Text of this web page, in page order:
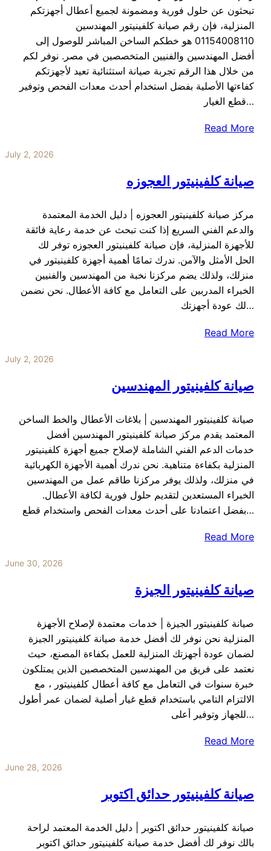
تبحثون عن حلول فورية ومضمونة لجميع أعطال أجهزتكم
المنزلية، فإن رقم صيانة كلفينيتور المهندسين
01154008110 هو خطكم الساخن المباشر للوصول إلى
أفضل المهندسين والفنيين المتخصصين في مصر. نوفر لكم
من خلال هذا الرقم تجربة صيانة استثنائية تعيد لأجهزتكم
كفاءتها الأصلية بفضل استخدام أحدث معدات الفحص وتوفير
قطع الغيار…
Read More
July 2, 2026
صيانة كلفينيتور العجوزه
مركز صيانة كلفينيتور العجوزه | دليل الخدمة المعتمدة
والدعم الفني السريع إذا كنت تبحث عن خدمة رعاية فائقة
للأجهزة المنزلية، فإن صيانة كلفينيتور العجوزه توفر لك
الحل الأمثل والآمن. ندرك تمامًا أهمية أجهزة كلفينيتور في
منزلك، ولذلك يضم مركزنا نخبة من المهندسين والفنيين
الخبراء المدربين على التعامل مع كافة الأعطال. نحن نضمن
لك عودة أجهزتك…
Read More
July 2, 2026
صيانة كلفينيتور المهندسين
صيانة كلفينيتور المهندسين | بلاغات الأعطال والخط الساخن
المعتمد يقدم مركز صيانة كلفينيتور المهندسين أفضل
خدمات الدعم الفني الشاملة لإصلاح جميع أجهزة كلفينيتور
المنزلية بكفاءة متناهية. نحن ندرك أهمية الأجهزة الكهربائية
في منزلك، ولذلك يوفر مركزنا طاقم عمل من المهندسين
الخبراء المستعدين لتقديم حلول فورية لكافة الأعطال.
بفضل اعتمادنا على أحدث معدات الفحص واستخدام قطع…
Read More
June 30, 2026
صيانة كلفينيتور الجيزة
صيانة كلفينيتور الجيزة | خدمات معتمدة لإصلاح الأجهزة
المنزلية نحن نوفر لك أفضل خدمة صيانة كلفينيتور الجيزة
لضمان عودة أجهزتك المنزلية للعمل بكفاءة المصنع، حيث
نعتمد على فريق من المهندسين المتخصصين الذين يمتلكون
خبرة سنوات في التعامل مع كافة أعطال كلفينيتور ، مع
الالتزام التامي باستخدام قطع غيار أصلية لضمان عمر أطول
للجهاز وتوفير أعلى…
Read More
June 28, 2026
صيانة كلفينيتور حدائق اكتوبر
صيانة كلفينيتور حدائق اكتوبر | دليل الخدمة المعتمد لراحة
بالك نوفر لك أفضل خدمة صيانة كلفينيتور حدائق اكتوبر